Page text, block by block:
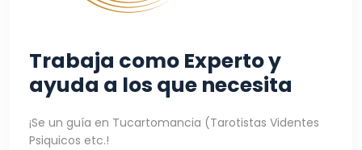
Trabaja como Experto y
ayuda a los que necesita
¡Se un guía en Tucartomancia (Tarotistas Videntes
Psiquicos etc.!